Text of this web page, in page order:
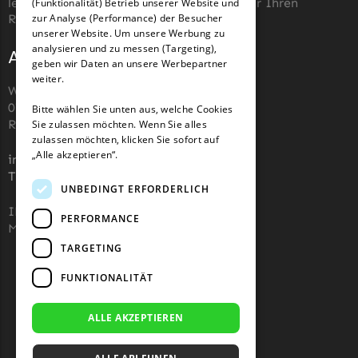
Roboter-Rasenmäher zu kaufen.
Adresse und Kontakt
Wiesenstraße 110,
07743, Jena, Deutschland (keine
Rücksendeadresse)
info@robotermaher-messer.de
Tel. +49 3641 8090878
IHK 67529623
MWST: NL857053759B01
GERMAN
(Funktionalität) Betrieb unserer Website und
zur Analyse (Performance) der Besucher
unserer Website. Um unsere Werbung zu
analysieren und zu messen (Targeting),
geben wir Daten an unsere Werbepartner
weiter.
Bitte wählen Sie unten aus, welche Cookies
Sie zulassen möchten. Wenn Sie alles
zulassen möchten, klicken Sie sofort auf
„Alle akzeptieren“.
UNBEDINGT ERFORDERLICH
PERFORMANCE
TARGETING
FUNKTIONALITÄT
ALLE AKZEPTIEREN